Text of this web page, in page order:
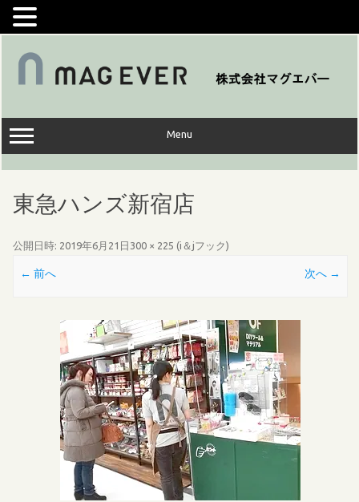
コ
キ
ッ
プ
Menu
東急ハンズ新宿店
公開日時: 2019年6月21日 300 × 225 (i＆jフック)
← 前へ 次へ →